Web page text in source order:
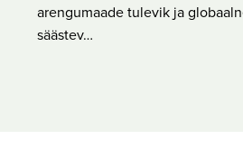
arengumaade tulevik ja
säästev…